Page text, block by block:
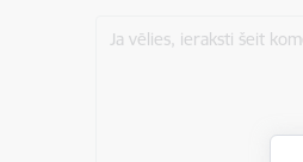
Ja vēlies, ieraksti šeit